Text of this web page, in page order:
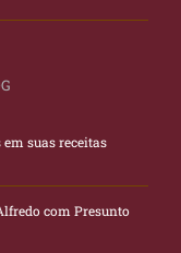
suas receitas
com Presunto